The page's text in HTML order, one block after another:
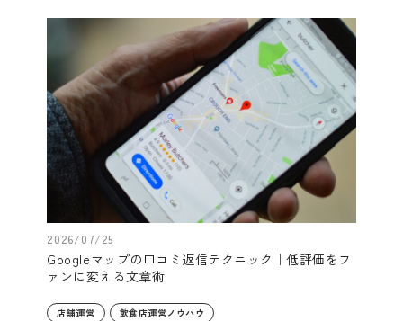
2026/07/25
Googleマップの口コミ返信テクニック｜低評価をフ
ァンに変える文章術
店舗運営 飲食店運営ノウハウ